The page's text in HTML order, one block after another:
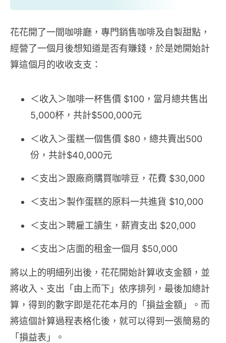
花花開了一間咖啡廳，專門銷售咖啡及自製甜點，
經營了一個月後想知道是否有賺錢，於是她開始計
算這個月的收收支支：
＜收入＞咖啡一杯售價 $100，當月總共售出
5,000杯，共計$500,000元
＜收入＞蛋糕一個售價 $80，總共賣出500
份，共計$40,000元
＜支出＞跟廠商購買咖啡豆，花費 $30,000
＜支出＞製作蛋糕的原料一共進貨 $10,000
＜支出＞聘雇工讀生，薪資支出 $20,000
＜支出＞店面的租金一個月 $50,000
將以上的明細列出後，花花開始計算收支金額，並
將收入、支出「由上而下」依序排列，最後加總計
算，得到的數字即是花花本月的「損益金額」。而
將這個計算過程表格化後，就可以得到一張簡易的
「損益表」。